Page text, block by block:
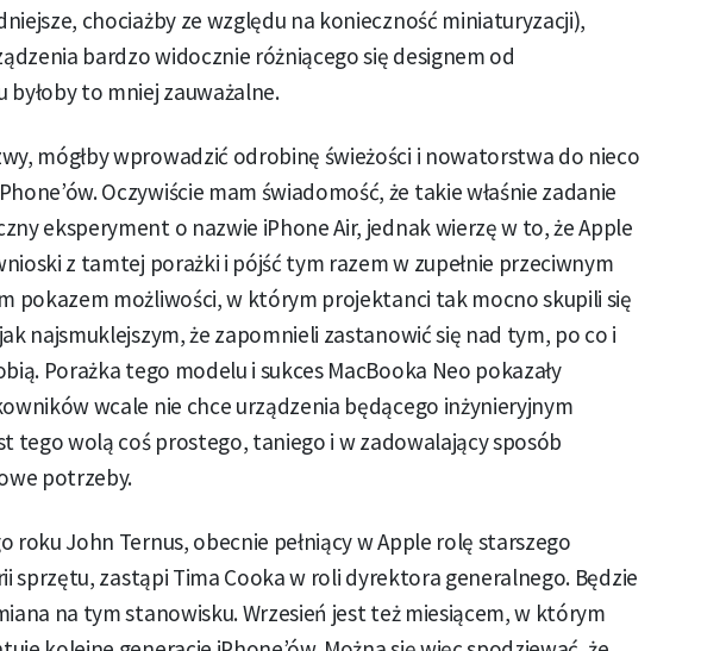
chociażby ze względu na konieczność miniaturyzacji),
bardzo widocznie różniącego się designem od
to mniej zauważalne.
mógłby wprowadzić odrobinę świeżości i nowatorstwa do nieco
Oczywiście mam świadomość, że takie właśnie zadanie
eksperyment o nazwie iPhone Air, jednak wierzę w to, że Apple
z tamtej porażki i pójść tym razem w zupełnie przeciwnym
pokazem możliwości, w którym projektanci tak mocno skupili się
najsmuklejszym, że zapomnieli zastanowić się nad tym, po co i
Porażka tego modelu i sukces MacBooka Neo pokazały
wcale nie chce urządzenia będącego inżynieryjnym
tego wolą coś prostego, taniego i w zadowalający sposób
potrzeby.
roku John Ternus, obecnie pełniący w Apple rolę starszego
sprzętu, zastąpi Tima Cooka w roli dyrektora generalnego. Będzie
na tym stanowisku. Wrzesień jest też miesiącem, w którym